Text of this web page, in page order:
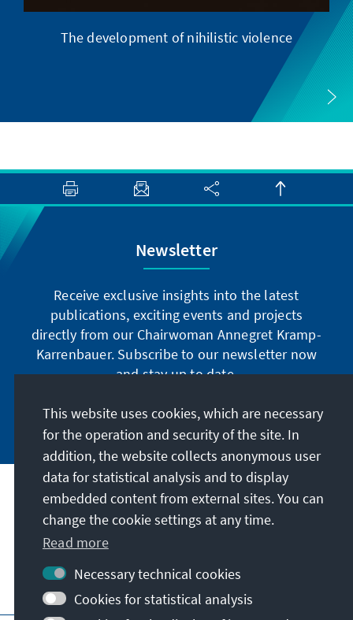
The development of nihilistic violence
Newsletter
Receive exclusive insights into the latest
publications, exciting events and projects
directly from our Chairwoman Annegret Kramp-
Karrenbauer. Subscribe to our newsletter now
and stay up to date.
Subscribe now
Our mission
Contact
Further offers of the foundation
This website uses cookies, which are necessary
for the operation and security of the site. In
addition, the website collects anonymous user
data for statistical analysis and to display
embedded content from external sites. You can
change the cookie settings at any time.
Read more
Necessary technical cookies
Cookies for statistical analysis